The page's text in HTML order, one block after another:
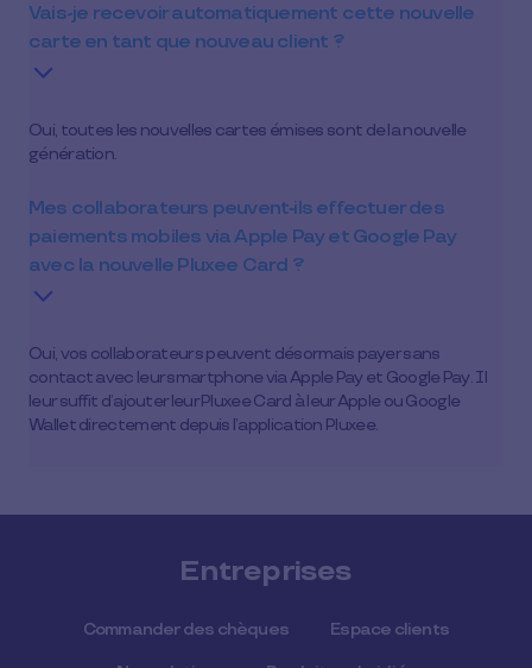
Vais-je recevoir automatiquement cette nouvelle
carte en tant que nouveau client ?
Oui, toutes les nouvelles cartes émises sont de la nouvelle
génération.
Mes collaborateurs peuvent‑ils effectuer des
paiements mobiles via Apple Pay et Google Pay
avec la nouvelle Pluxee Card ?
Oui, vos collaborateurs peuvent désormais payer sans
contact avec leur smartphone via Apple Pay et Google Pay. Il
leur suffit d’ajouter leur Pluxee Card à leur Apple ou Google
Wallet directement depuis l’application Pluxee.
Entreprises
Commander des chèques Espace clients